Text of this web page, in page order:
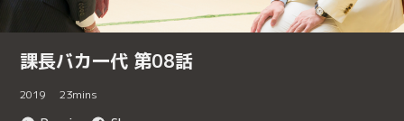
課長バカ一代 第08話
2019 23mins